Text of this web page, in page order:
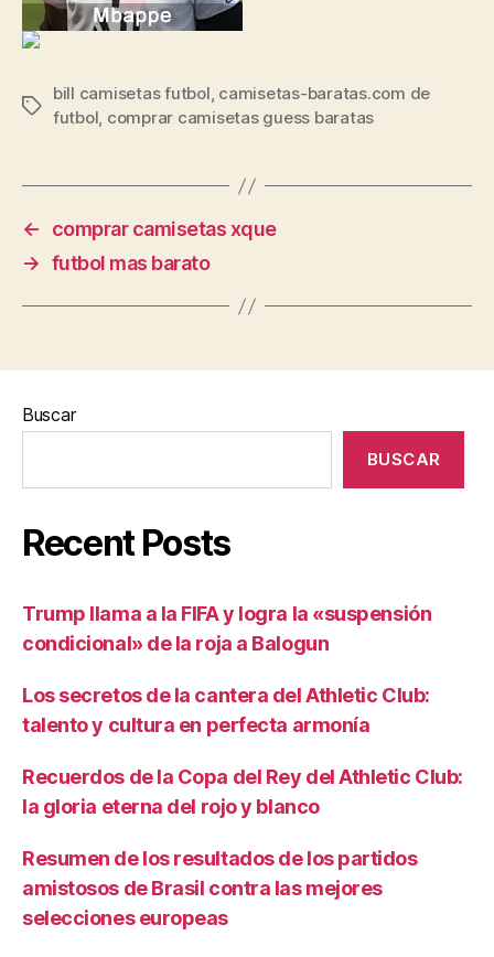
Etiquetas
bill camisetas futbol, camisetas-baratas.com de
futbol, comprar camisetas guess baratas
←
comprar camisetas xque
→ futbol mas barato
Buscar
BUSCAR
Recent Posts
Trump llama a la FIFA y logra la «suspensión
condicional» de la roja a Balogun
Los secretos de la cantera del Athletic Club:
talento y cultura en perfecta armonía
Recuerdos de la Copa del Rey del Athletic Club:
la gloria eterna del rojo y blanco
Resumen de los resultados de los partidos
amistosos de Brasil contra las mejores
selecciones europeas